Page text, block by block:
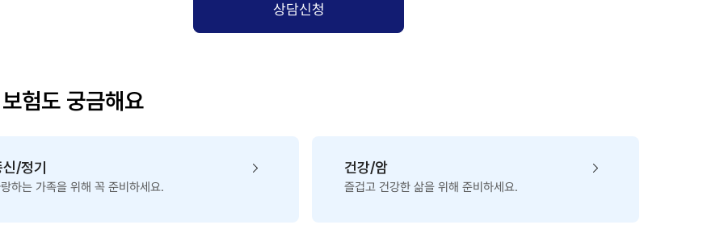
상담신청
험도 궁금해요
/정기
하는 가족을 위해 꼭 준비하세요.
건강/암
즐겁고 건강한 삶을 위해 준비하세요.